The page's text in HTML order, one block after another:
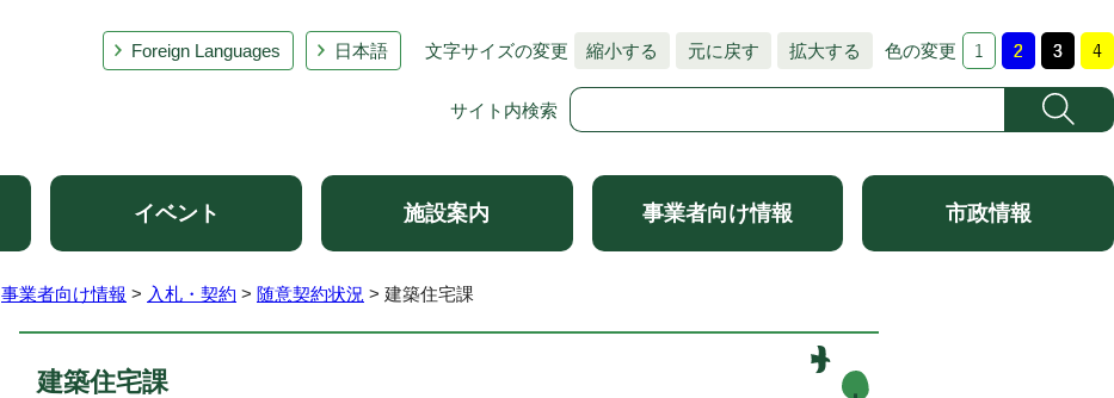
Foreign Languages 日本語 文字サイズの変更 縮小する 元に戻す 拡大する 色の変更
サイト内検索
イベント 施設案内 事業者向け情報 市政情報
事業者向け情報 > 入札・契約 > 随意契約状況 > 建築住宅課
建築住宅課